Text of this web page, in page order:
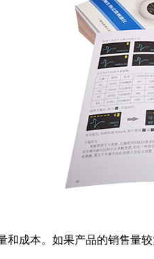
成本。如果产品的销售量